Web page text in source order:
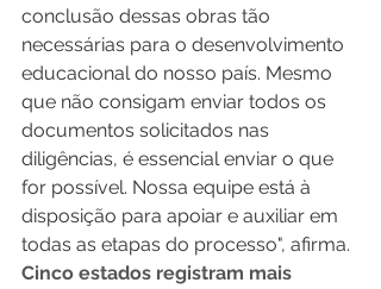
conclusão dessas obras tão
necessárias para o desenvolvimento
educacional do nosso país. Mesmo
que não consigam enviar todos os
documentos solicitados nas
diligências, é essencial enviar o que
for possível. Nossa equipe está à
disposição para apoiar e auxiliar em
todas as etapas do processo", afirma.
Cinco estados registram mais